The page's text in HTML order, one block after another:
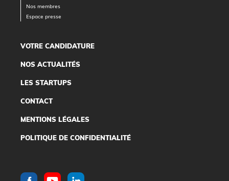
Nos membres
Espace presse
VOTRE CANDIDATURE
NOS ACTUALITÉS
LES STARTUPS
CONTACT
MENTIONS LÉGALES
POLITIQUE DE CONFIDENTIALITÉ